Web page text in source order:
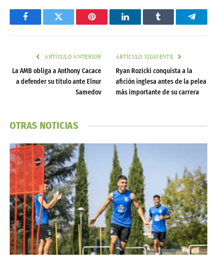
FacebookTwitter Pinterest LinkedInTumblr
ARTÍCULO ANTERIOR
La AMB obliga a Anthony Cacace
a defender su título ante Elnur
Samedov
ARTÍCULO SIGUIENTE
Ryan Rozicki conquista a la
afición inglesa antes de la pelea
más importante de su carrera
OTRAS NOTICIAS